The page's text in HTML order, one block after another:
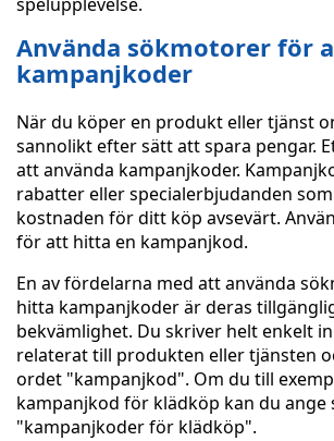
Använda sökmotorer för
kampanjkoder
När du köper en produkt eller tjänst
sannolikt efter sätt att spara pengar.
att använda kampanjkoder.
rabatter eller specialerbjudanden
kostnaden för ditt köp avsevärt.
för att hitta en kampanjkod.
En av fördelarna med att använda
hitta kampanjkoder är deras
bekvämlighet. Du skriver helt enkelt
relaterat till produkten eller tjänsten
ordet "kampanjkod". Om du till
kampanjkod för klädköp kan du ange
"kampanjkoder för klädköp".